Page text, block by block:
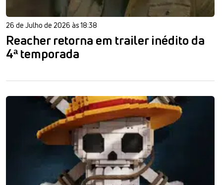
26 de Julho de 2026 às 18:38
Reacher retorna em trailer inédito da
4ª temporada